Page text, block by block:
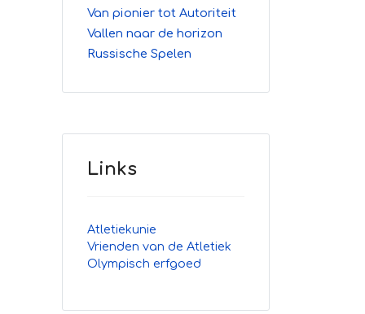
Van pionier tot Autoriteit
Vallen naar de horizon
Russische Spelen
Links
Atletiekunie
Vrienden van de Atletiek
Olympisch erfgoed